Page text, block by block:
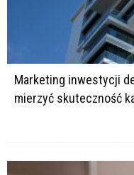
Marketing inwestycji
mierzyć skuteczność